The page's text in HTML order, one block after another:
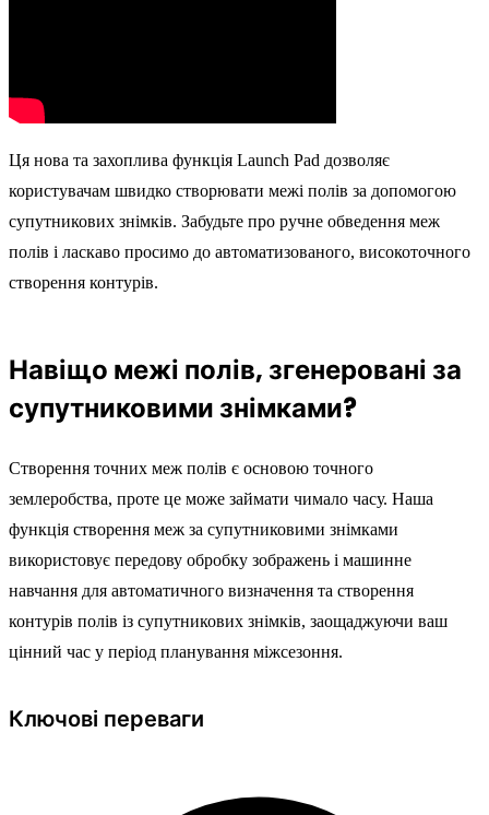
Ця нова та захоплива функція Launch Pad дозволяє
користувачам швидко створювати межі полів за допомогою
супутникових знімків. Забудьте про ручне обведення меж
полів і ласкаво просимо до автоматизованого, високоточного
створення контурів.
Навіщо межі полів, згенеровані за
супутниковими знімками?
Створення точних меж полів є основою точного
землеробства, проте це може займати чимало часу. Наша
функція створення меж за супутниковими знімками
використовує передову обробку зображень і машинне
навчання для автоматичного визначення та створення
контурів полів із супутникових знімків, заощаджуючи ваш
цінний час у період планування міжсезоння.
Ключові переваги